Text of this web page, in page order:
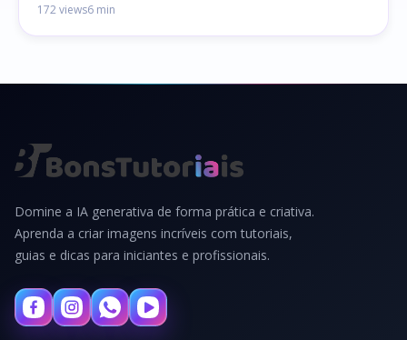
172 views6 min
Domine a IA generativa de forma prática e criativa.
Aprenda a criar imagens incríveis com tutoriais,
guias e dicas para iniciantes e profissionais.